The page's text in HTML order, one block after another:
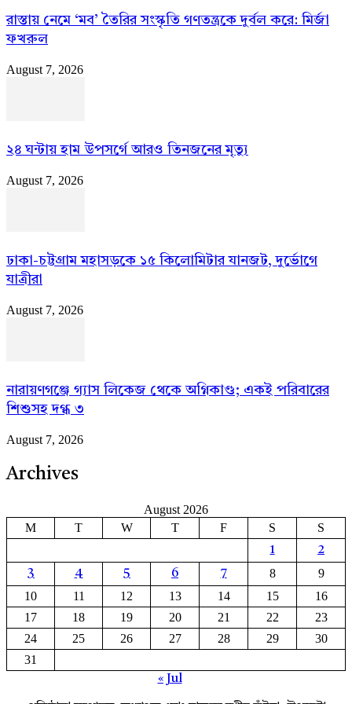
রাস্তায় নেমে ‘মব’ তৈরির সংস্কৃতি গণতন্ত্রকে দুর্বল করে: মির্জা
ফখরুল
August 7, 2026
২৪ ঘন্টায় হাম উপসর্গে আরও তিনজনের মৃত্যু
August 7, 2026
ঢাকা-চট্টগ্রাম মহাসড়কে ১৫ কিলোমিটার যানজট, দুর্ভোগে
যাত্রীরা
August 7, 2026
নারায়ণগঞ্জে গ্যাস লিকেজ থেকে অগ্নিকাণ্ড; একই পরিবারের
শিশুসহ দগ্ধ ৩
August 7, 2026
Archives
August 2026
M
T W T F S S
1
2
3
4 5 6 7 8
9
10
11 12 13 14 15
16
17
18 19 20 21 22
23
24
25 26 27 28 29
30
31
« Jul